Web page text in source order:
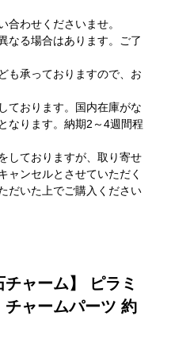
わせくださいませ。
なる場合はあります。ご了
も承っておりますので、お
ております。国内在庫がな
なります。納期2～4週間程
しておりますが、取り寄せ
ャンセルとさせていただく
だいた上でご購入ください
ャーム】 ピラミ
チャームパーツ 約